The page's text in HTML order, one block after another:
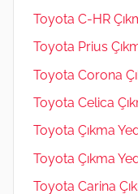
Toyota C-HR
Toyota Prius
Toyota Corona
Toyota Celica
Toyota Çıkma
Toyota Çıkma
Toyota Carina